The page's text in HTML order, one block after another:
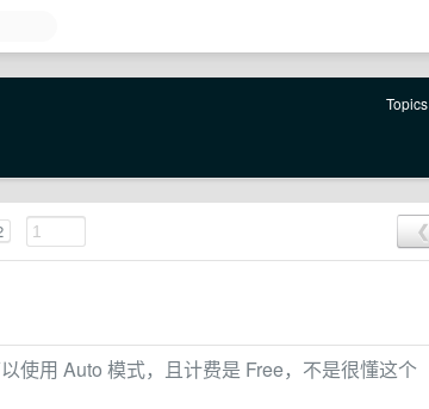
Topics
❮
使用 Auto 模式，且计费是 Free，不是很懂这个